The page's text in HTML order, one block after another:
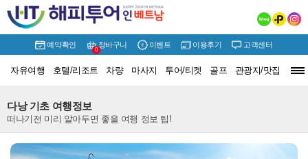
예약확인
0
장바구니 이벤트 이용후기 고객센터
자유여행 호텔/리조트 차량 마사지 투어/티켓 골프 관광지/맛집
다낭 기초 여행정보
떠나기전 미리 알아두면 좋을 여행 정보 팁!